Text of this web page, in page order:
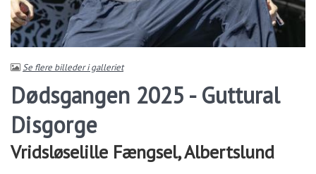
Se flere billeder i galleriet
Dødsgangen 2025 - Guttural
Disgorge
Vridsløselille Fængsel, Albertslund